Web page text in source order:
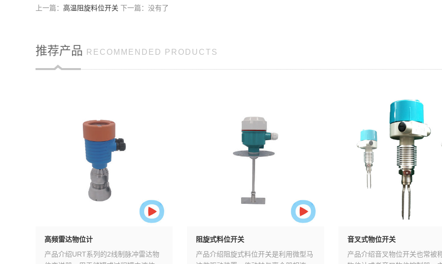
上一篇： 高温阻旋料位开关 下一篇：没有了
推荐产品 RECOMMENDED PRODUCTS
高频雷达物位计
产品介绍URT系列的2线制脉冲雷达物
阻旋式料位开关
产品介绍阻旋式料位开关是利用微型马
音叉式物位开关
产品介绍音叉物位开关也常被